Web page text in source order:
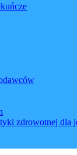
zdrowotnej dla